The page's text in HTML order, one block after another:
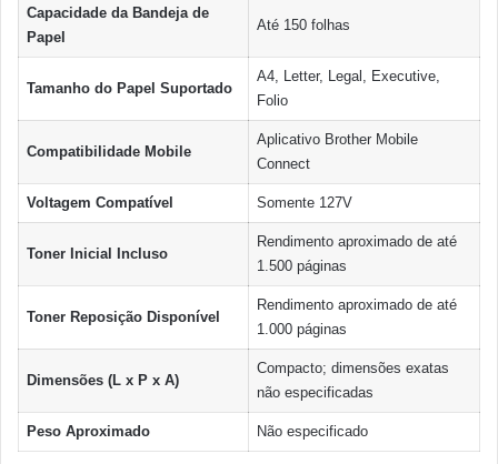
Capacidade da Bandeja de
Papel
Até 150 folhas
Tamanho do Papel Suportado
A4, Letter, Legal, Executive,
Folio
Compatibilidade Mobile
Aplicativo Brother Mobile
Connect
Voltagem Compatível Somente 127V
Toner Inicial Incluso
Rendimento aproximado de até
1.500 páginas
Toner Reposição Disponível
Rendimento aproximado de até
1.000 páginas
Dimensões (L x P x A)
Compacto; dimensões exatas
não especificadas
Peso Aproximado Não especificado